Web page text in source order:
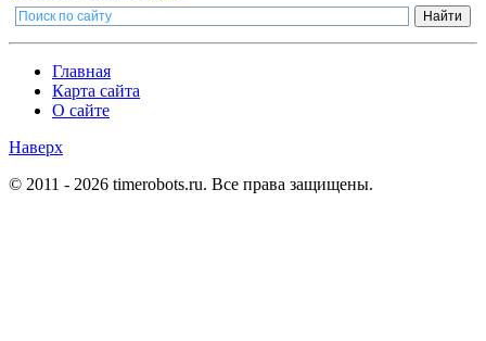
Главная
Карта сайта
О сайте
Наверх
© 2011 - 2026 timerobots.ru. Все права защищены.